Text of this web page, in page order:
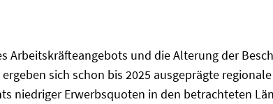
Arbeitskräfteangebots und die Alterung der
sich schon bis 2025 ausgeprägte
niedriger Erwerbsquoten in den betrachteten